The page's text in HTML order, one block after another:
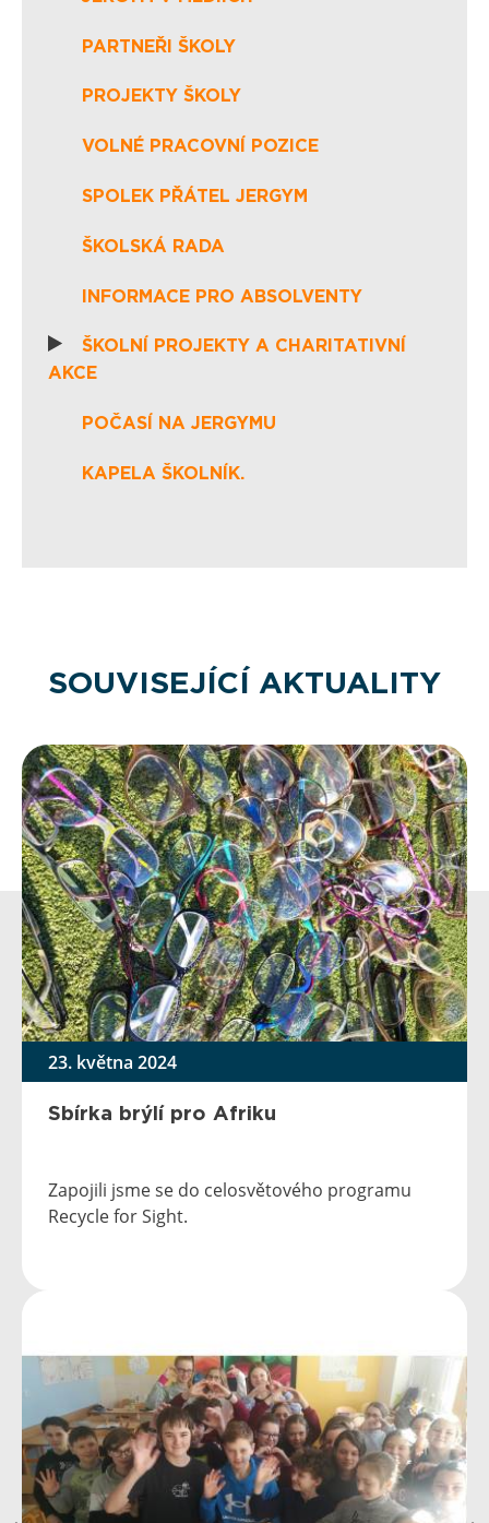
PARTNEŘI ŠKOLY
PROJEKTY ŠKOLY
VOLNÉ PRACOVNÍ POZICE
SPOLEK PŘÁTEL JERGYM
ŠKOLSKÁ RADA
INFORMACE PRO ABSOLVENTY
ŠKOLNÍ PROJEKTY A CHARITATIVNÍ
AKCE
POČASÍ NA JERGYMU
KAPELA ŠKOLNÍK.
SOUVISEJÍCÍ AKTUALITY
23. května 2024
Sbírka brýlí pro Afriku
Zapojili jsme se do celosvětového programu
Recycle for Sight.